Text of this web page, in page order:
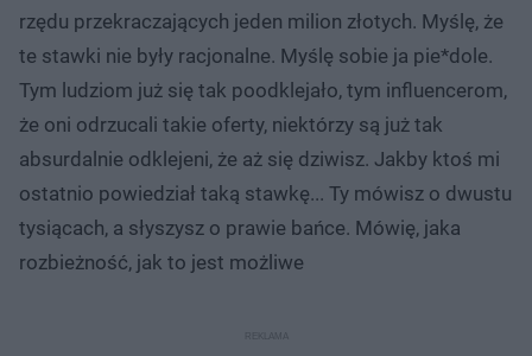
rzędu przekraczających jeden milion złotych. Myślę, że
te stawki nie były racjonalne. Myślę sobie ja pie*dole.
Tym ludziom już się tak poodklejało, tym influencerom,
że oni odrzucali takie oferty, niektórzy są już tak
absurdalnie odklejeni, że aż się dziwisz. Jakby ktoś mi
ostatnio powiedział taką stawkę... Ty mówisz o dwustu
tysiącach, a słyszysz o prawie bańce. Mówię, jaka
rozbieżność, jak to jest możliwe